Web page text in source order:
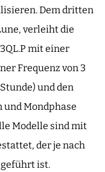
Dem dritten
verleiht die
mit einer
Frequenz von 3
und den
und Mondphase
Modelle sind mit
der je nach
ist.